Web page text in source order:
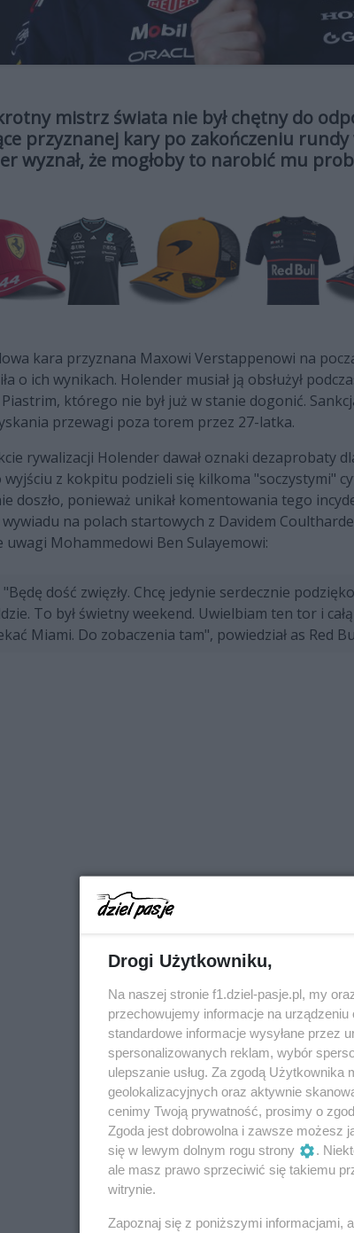
mistrz świata nie był chętny do
przyznanej kary po zakończeniu rundy
wyznał, że mogłoby to narobić mu
kara przyznana Maxowi Verstappenowi na
o ich wynikach. Holender musiał ją obsłużył
którego nie był już w stanie dogonić.
przewagi poza torem przez 27-latka.
rywalizacji Holender dawał oznaki dezaprobaty
wyjściu z kokpitu podzieli się kilkoma "soczystymi"
doszło, ponieważ unikał komentowania tego
na polach startowych z Davidem
uwagi Mohammedowi Ben Sulayemowi:
"Będę dość zwięzły. Chcę jedynie serdecznie
To był świetny weekend. Uwielbiam ten tor i
Miami. Do zobaczenia tam", powiedział as Red
Drogi Użytkowniku,
Na naszej stronie f1.dziel-pasje.pl, my
przechowujemy informacje na
standardowe informacje wysyłane przez
spersonalizowanych reklam, wybór
ulepszanie usług. Za zgodą
geolokalizacyjnych oraz aktywnie
cenimy Twoją prywatność, prosimy o
Zgoda jest dobrowolna i zawsze możesz
się w lewym dolnym rogu strony
.
ale masz prawo sprzeciwić się takiemu
witrynie.
Zapoznaj się z poniższymi informacjami,